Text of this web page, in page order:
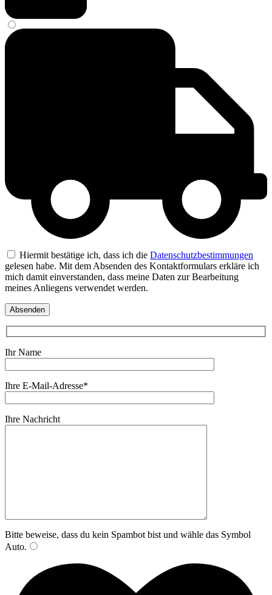
Hiermit bestätige ich, dass ich die Datenschutzbestimmungen
gelesen habe. Mit dem Absenden des Kontaktformulars erkläre ich
mich damit einverstanden, dass meine Daten zur Bearbeitung
meines Anliegens verwendet werden.
Ihr Name
Ihre E-Mail-Adresse*
Ihre Nachricht
Bitte beweise, dass du kein Spambot bist und wähle das Symbol
Auto.